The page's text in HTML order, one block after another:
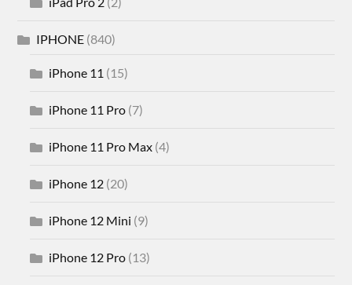
IPHONE (840)
iPhone 11 (15)
iPhone 11 Pro (7)
iPhone 11 Pro Max (4)
iPhone 12 (20)
iPhone 12 Mini (9)
iPhone 12 Pro (13)